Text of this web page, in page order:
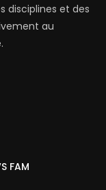
disciplines et des
au
FAM